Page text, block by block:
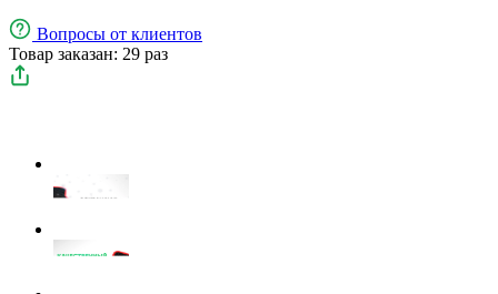
Вопросы от клиентов
Товар заказан: 29 раз